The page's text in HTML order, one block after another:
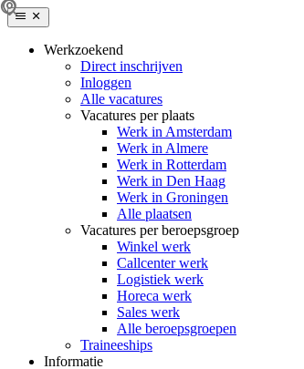
Werkzoekend
Direct inschrijven
Inloggen
Alle vacatures
Vacatures per plaats
Werk in Amsterdam
Werk in Almere
Werk in Rotterdam
Werk in Den Haag
Werk in Groningen
Alle plaatsen
Vacatures per beroepsgroep
Winkel werk
Callcenter werk
Logistiek werk
Horeca werk
Sales werk
Alle beroepsgroepen
Traineeships
Informatie